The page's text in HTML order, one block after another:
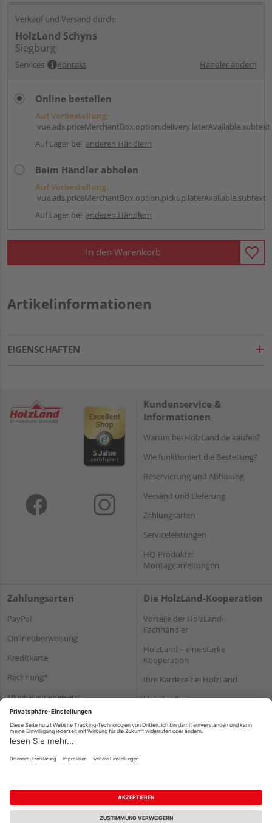
Verkauf und Versand durch:
HolzLand Schyns
Siegburg
Services Kontakt Händler ändern
Online bestellen
Auf Vorbestellung:
vue.ads.priceMerchantBox.option.delivery.laterAvailable.subtext
Auf Lager bei anderen Händlern
Beim Händler abholen
Auf Vorbestellung:
vue.ads.priceMerchantBox.option.pickup.laterAvailable.subtext
Auf Lager bei anderen Händlern
In den Warenkorb
Artikelinformationen
EIGENSCHAFTEN
Kundenservice &
Informationen
Warum bei HolzLand.de kaufen?
Wie funktioniert die Bestellung?
Reservierung und Abholung
Versand und Lieferung
Zahlungsarten
Serviceleistungen
HQ-Produkte:
Montageanleitungen
Zahlungsarten
PayPal
Onlineüberweisung
Kreditkarte
Rechnung*
*Bonität vorausgesetzt
Die HolzLand-Kooperation
Vorteile der HolzLand-
Fachhändler
HolzLand – eine starke
Kooperation
Ihre Karriere bei HolzLand
Holz-Lexikon
Impressum Datenschutz
Nutzungsbedingungen
Barrierefreiheitserklärung
Vertrag widerrufen